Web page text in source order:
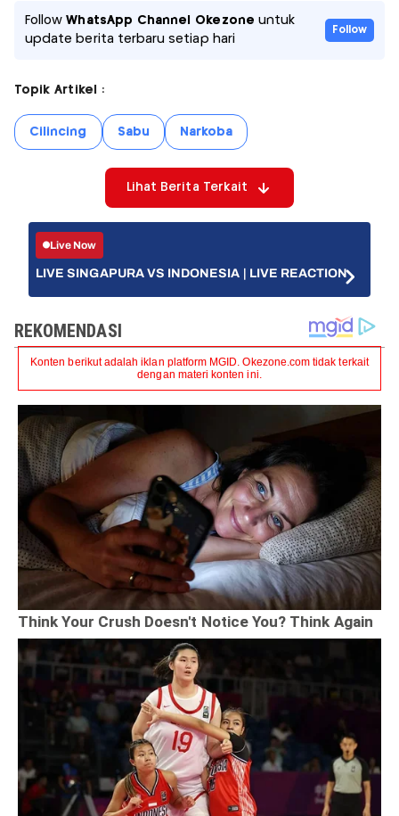
FollowWhatsApp Channel Okezone untuk
update berita terbaru setiap hari
Follow
Topik Artikel :
Cilincing Sabu Narkoba
Lihat Berita Terkait
Live Now
LIVE SINGAPURA VS INDONESIA | LIVE REACTION